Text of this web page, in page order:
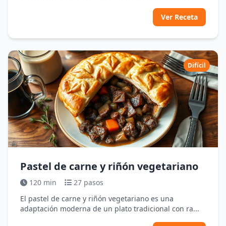
Ver Receta
Difícil
Pastel de carne y riñón vegetariano
120 min
27 pasos
El pastel de carne y riñón vegetariano es una
adaptación moderna de un plato tradicional con ra...